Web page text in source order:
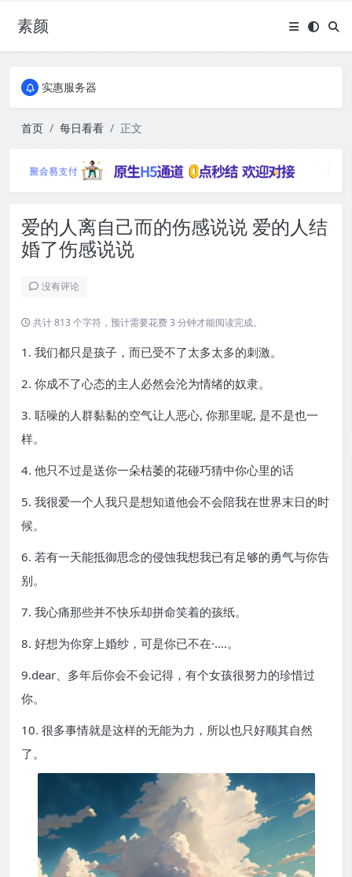
素颜全国免费包邮流量卡
实惠服务器
实惠服务器
首页 每日看看 正文
爱的人离自己而的伤感说说 爱的人结
婚了伤感说说
没有评论
共计 813 个字符，预计需要花费 3 分钟才能阅读完成。
1. 我们都只是孩子，而已受不了太多太多的刺激。
2. 你成不了心态的主人必然会沦为情绪的奴隶。
3. 聒噪的人群黏黏的空气让人恶心, 你那里呢, 是不是也一
样。
4. 他只不过是送你一朵枯萎的花碰巧猜中你心里的话
5. 我很爱一个人我只是想知道他会不会陪我在世界末日的时
候。
6. 若有一天能抵御思念的侵蚀我想我已有足够的勇气与你告
别。
7. 我心痛那些并不快乐却拼命笑着的孩纸。
8. 好想为你穿上婚纱，可是你已不在·….。
9.dear、多年后你会不会记得，有个女孩很努力的珍惜过
你。
10. 很多事情就是这样的无能为力，所以也只好顺其自然
了。